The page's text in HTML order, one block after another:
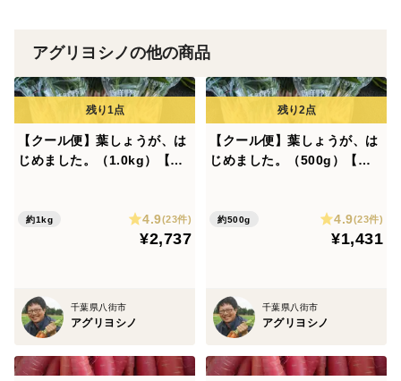
【色は？】
鮮やかな紅色で、金時にんじんと西洋にんじんの中間く
らいの色合いです。
金時にんじんよりも赤味が少なくオレンジがかってお
切るとにんじん独特の香りが強くなります。
【大きさは？】
アグリヨシノの他の商品
【クール便】葉しょうが、は
じめました。（1.0kg）【新
約1kg 4.9(23件)
¥2,737
千葉県八街市
アグリヨシノ
【クール便】葉しょうが、は
じめました。（500g）【新
約500g 4.9(23件)
¥1,431
千葉県八街市
アグリヨシノ